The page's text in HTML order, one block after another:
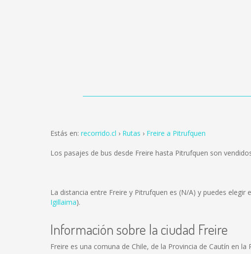
Estás en: recorrido.cl Rutas Freire a Pitrufquen
Los pasajes de bus desde Freire hasta Pitrufquen son
La distancia entre Freire y Pitrufquen es (N/A) y puedes elegir
Igillaima).
Información sobre la ciudad Freire
Freire es una comuna de Chile, de la Provincia de Cautín en la